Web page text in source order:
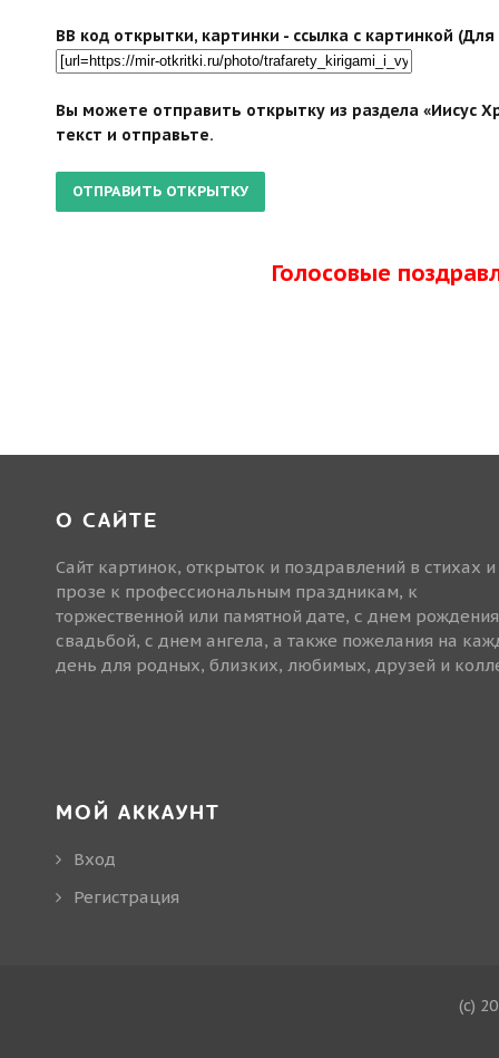
BB код открытки, картинки - ссылка с картинкой
Вы можете отправить открытку из раздела «Иисус
текст и отправьте.
Голосовые
О САЙТЕ
Сайт картинок, открыток и поздравлений в стихах и
прозе к профессиональным праздникам, к
торжественной или памятной дате, с днем
свадьбой, с днем ангела, а также пожелания на
день для родных, близких, любимых, друзей и
МОЙ АККАУНТ
Вход
Регистрация
(c)